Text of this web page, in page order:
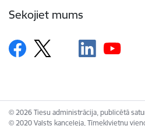
Sekojiet mums
© 2026 Tiesu administrācija, publicētā
© 2020 Valsts kanceleja, Tīmekļvietņu